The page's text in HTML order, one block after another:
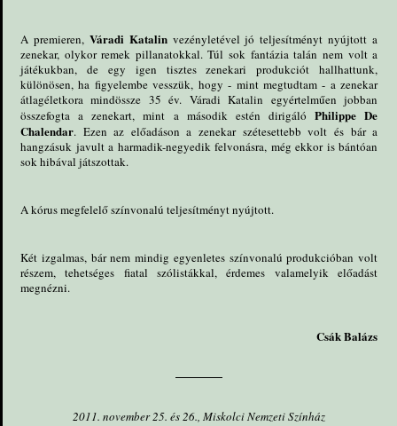
A premieren, Váradi Katalin vezényletével jó teljesítményt nyújtott a
zenekar, olykor remek pillanatokkal. Túl sok fantázia talán nem volt a
játékukban, de egy igen tisztes zenekari produkciót hallhattunk,
különösen, ha figyelembe vesszük, hogy - mint megtudtam - a zenekar
átlagéletkora mindössze 35 év. Váradi Katalin egyértelműen jobban
összefogta a zenekart, mint a második estén dirigálóPhilippe De
Chalendar. Ezen az előadáson a zenekar szétesettebb volt és bár a
hangzásuk javult a harmadik-negyedik felvonásra, még ekkor is bántóan
sok hibával játszottak.
A kórus megfelelő színvonalú teljesítményt nyújtott.
Két izgalmas, bár nem mindig egyenletes színvonalú produkcióban volt
részem, tehetséges fiatal szólistákkal, érdemes valamelyik előadást
megnézni.
Csák Balázs
2011. november 25. és 26., Miskolci Nemzeti Színház